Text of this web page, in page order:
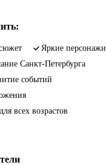
яркие персонажи
Санкт-Петербурга
событий
всех возрастов